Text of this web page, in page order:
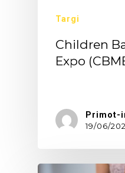
Targi
Children
Expo
Primot-
19/06/